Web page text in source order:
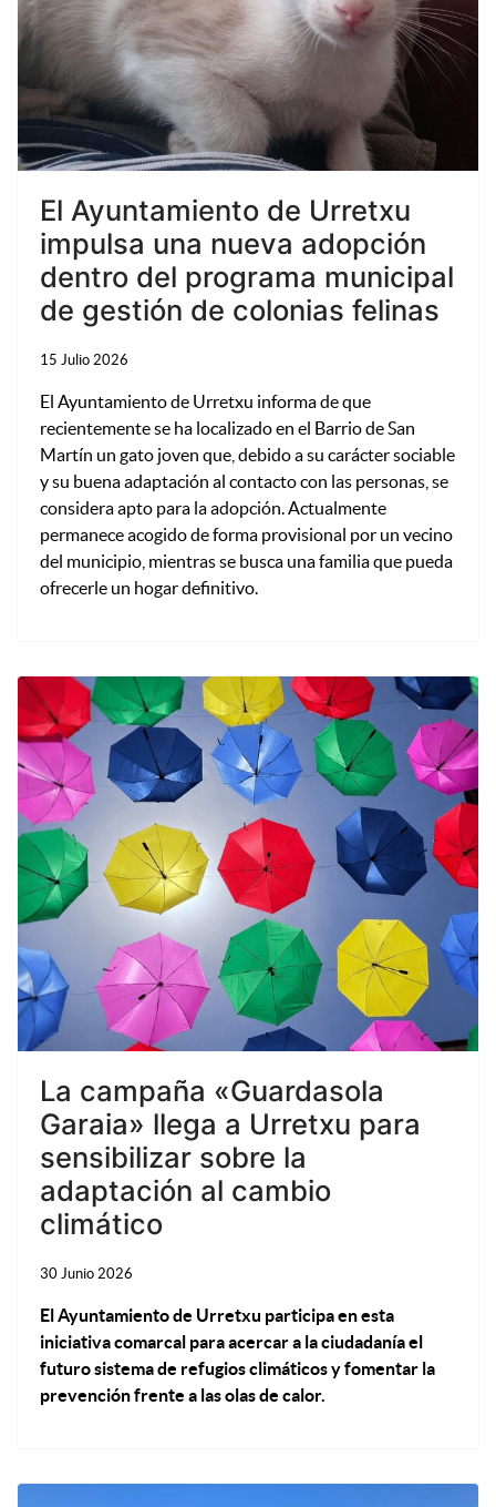
El Ayuntamiento de Urretxu
impulsa una nueva adopción
dentro del programa municipal
de gestión de colonias felinas
15 Julio 2026
El Ayuntamiento de Urretxu informa de que
recientemente se ha localizado en el Barrio de San
Martín un gato joven que, debido a su carácter sociable
y su buena adaptación al contacto con las personas, se
considera apto para la adopción. Actualmente
permanece acogido de forma provisional por un vecino
del municipio, mientras se busca una familia que pueda
ofrecerle un hogar definitivo.
La campaña «Guardasola
Garaia» llega a Urretxu para
sensibilizar sobre la
adaptación al cambio
climático
30 Junio 2026
El Ayuntamiento de Urretxu participa en esta
iniciativa comarcal para acercar a la ciudadanía el
futuro sistema de refugios climáticos y fomentar la
prevención frente a las olas de calor.